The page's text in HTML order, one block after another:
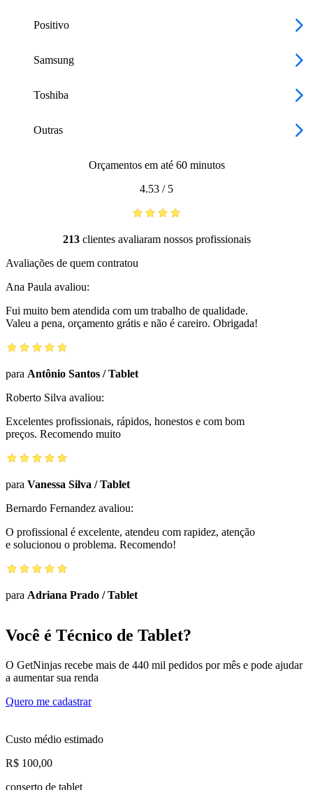
Positivo
Samsung
Toshiba
Outras
Orçamentos em até 60 minutos
4.53 / 5
213clientes avaliaram nossos profissionais
Avaliações de quem contratou
Ana Paula avaliou:
Fui muito bem atendida com um trabalho de qualidade.
Valeu a pena, orçamento grátis e não é careiro. Obrigada!
para Antônio Santos /Tablet
Roberto Silva avaliou:
Excelentes profissionais, rápidos, honestos e com bom
preços. Recomendo muito
para Vanessa Silva /Tablet
Bernardo Fernandez avaliou:
O profissional é excelente, atendeu com rapidez, atenção
e solucionou o problema. Recomendo!
para Adriana Prado /Tablet
Você é Técnico de Tablet?
O GetNinjas recebe mais de 440 mil pedidos por mês e pode ajudar
a aumentar sua renda
Quero me cadastrar
Custo médio estimado
R$ 100,00
conserto de tablet